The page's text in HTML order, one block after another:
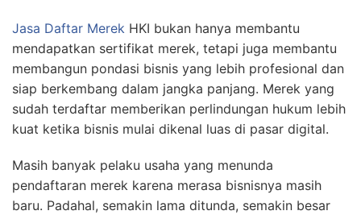
Jasa Daftar Merek HKI bukan hanya membantu
mendapatkan sertifikat merek, tetapi juga membantu
membangun pondasi bisnis yang lebih profesional dan
siap berkembang dalam jangka panjang. Merek yang
sudah terdaftar memberikan perlindungan hukum lebih
kuat ketika bisnis mulai dikenal luas di pasar digital.
Masih banyak pelaku usaha yang menunda
pendaftaran merek karena merasa bisnisnya masih
baru. Padahal, semakin lama ditunda, semakin besar